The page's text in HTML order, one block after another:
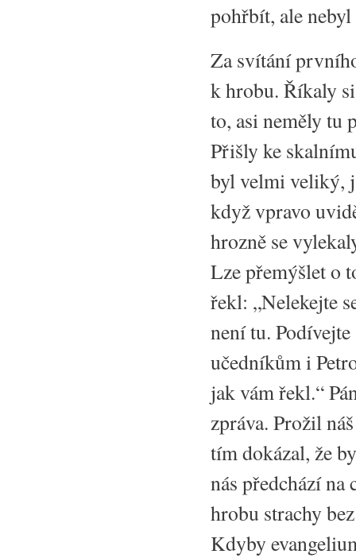
pohřbít, ale nebyl
Za svítání
k hrobu. Říkaly
to, asi neměly tu
Přišly ke
byl velmi veliký,
když vpravo
hrozně se
Lze přemýšlet o
řekl: „Nelekejte
není tu.
učedníkům i
jak vám řekl.“
zpráva. Prožil
tím dokázal, že
nás předchází
hrobu strachy
Kdyby